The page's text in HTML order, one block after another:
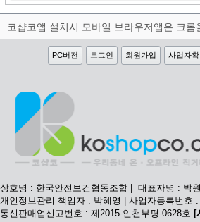
PC버전 로그인 회원가입 사업자확
상호명 : 한국안전보건협동조합 | 대표자명 : 박
개인정보관리 책임자 : 박혜영 | 사업자등록번호 :
통신판매업신고번호 : 제2015-인천부평-0628호 [